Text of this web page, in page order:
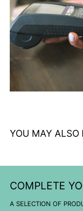
cualquier condición
Peso equilibrado
Calidad sueca
outdoor
YOU MAY ALSO
COMPLETE
A SELECTION OF